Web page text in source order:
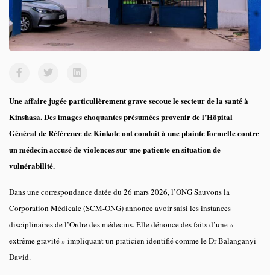
Une affaire jugée particulièrement grave secoue le secteur de la santé à
Kinshasa. Des images choquantes présumées provenir de l’Hôpital
Général de Référence de Kinkole ont conduit à une plainte formelle contre
un médecin accusé de violences sur une patiente en situation de
vulnérabilité.
Dans une correspondance datée du 26 mars 2026, l’ONG Sauvons la
Corporation Médicale (SCM-ONG) annonce avoir saisi les instances
disciplinaires de l’Ordre des médecins. Elle dénonce des faits d’une «
extrême gravité » impliquant un praticien identifié comme le Dr Balanganyi
David.